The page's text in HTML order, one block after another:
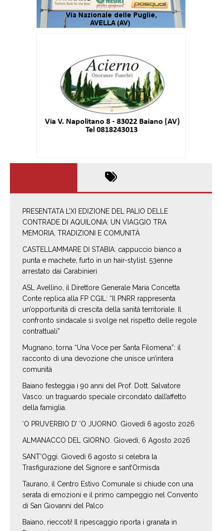
PRESENTATA L’XI EDIZIONE DEL PALIO DELLE
CONTRADE DI AQUILONIA: UN VIAGGIO TRA
MEMORIA, TRADIZIONI E COMUNITÀ
CASTELLAMMARE DI STABIA: cappuccio bianco a
punta e machete, furto in un hair-stylist. 53enne
arrestato dai Carabinieri
ASL Avellino, il Direttore Generale Maria Concetta
Conte replica alla FP CGIL: “Il PNRR rappresenta
un’opportunità di crescita della sanità territoriale. Il
confronto sindacale si svolge nel rispetto delle regole
contrattuali”
Mugnano, torna “Una Voce per Santa Filomena”: il
racconto di una devozione che unisce un’intera
comunità
Baiano festeggia i 90 anni del Prof. Dott. Salvatore
Vasco: un traguardo speciale circondato dall’affetto
della famiglia.
‘O PRUVERBIO D’ ‘O JUORNO. Giovedì 6 agosto 2026
ALMANACCO DEL GIORNO. Giovedí, 6 Agosto 2026
SANT’Oggi. Giovedì 6 agosto si celebra la
Trasfigurazione del Signore e sant’Ormisda
Taurano, il Centro Estivo Comunale si chiude con una
serata di emozioni e il primo campeggio nel Convento
di San Giovanni del Palco
Baiano, rieccoti! Il ripescaggio riporta i granata in